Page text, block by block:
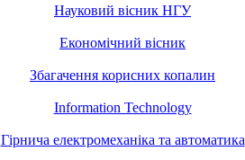
Науковий вісник НГУ
Економічний вісник
Збагачення корисних копалин
Information Technology
Гірнича електромеханіка та автоматика